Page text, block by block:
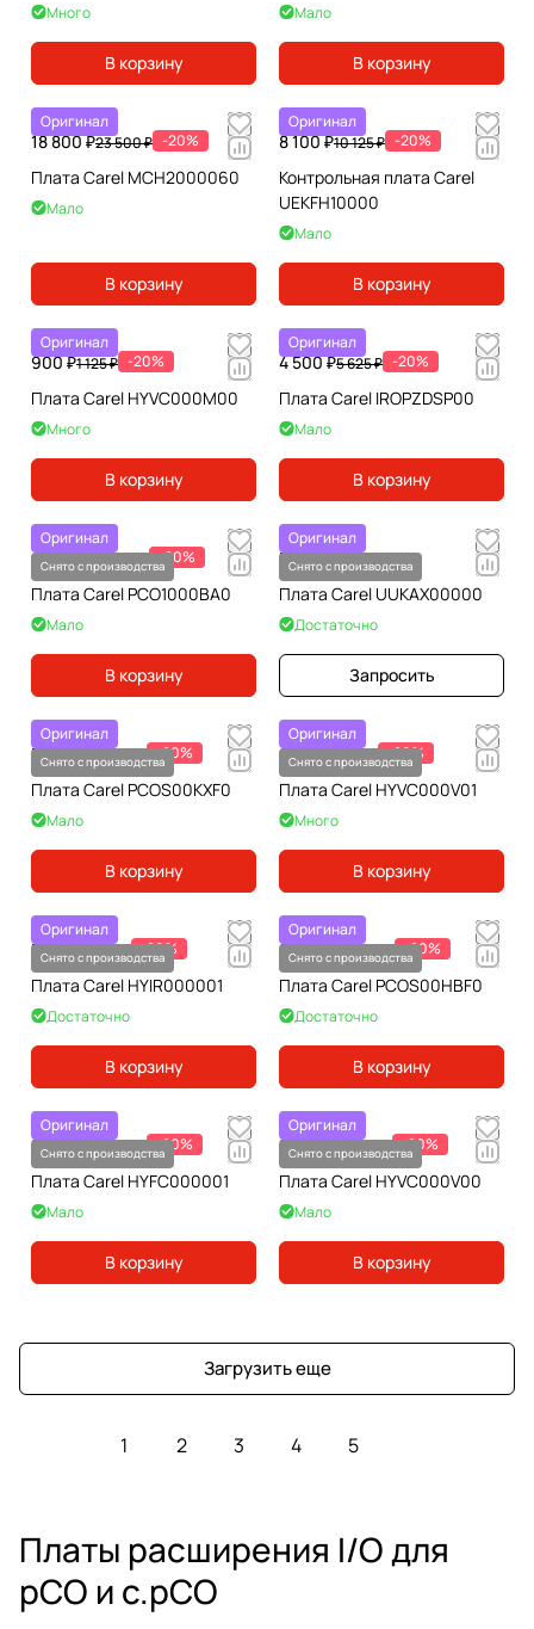
Много
В корзину
Мало
В корзину
Оригинал
18 800 ₽23 500 ₽ -20%
Плата Carel MCH2000060
Мало
В корзину
Оригинал
8 100 ₽10 125 ₽ -20%
Контрольная плата Carel
UEKFH10000
Мало
В корзину
Оригинал
900 ₽1 125 ₽ -20%
Плата Carel HYVC000M00
Много
В корзину
Оригинал
4 500 ₽5 625 ₽ -20%
Плата Carel IROPZDSP00
Мало
В корзину
Оригинал
Снято с производства
45 428 ₽56 784 ₽ -20%
Плата Carel PCO1000BA0
Мало
В корзину
Оригинал
Снято с производства
По запросу
Плата Carel UUKAX00000
Достаточно
Запросить
Оригинал
Снято с производства
38 516 ₽48 145 ₽ -20%
Плата Carel PCOS00KXF0
Мало
В корзину
Оригинал
Снято с производства
6 512 ₽8 140 ₽ -20%
Плата Carel HYVC000V01
Много
В корзину
Оригинал
Снято с производства
3 016 ₽3 769 ₽ -20%
Плата Carel HYIR000001
Достаточно
В корзину
Оригинал
Снято с производства
21 786 ₽27 232 ₽ -20%
Плата Carel PCOS00HBF0
Достаточно
В корзину
Оригинал
Снято с производства
15 700 ₽19 624 ₽ -20%
Плата Carel HYFC000001
Мало
В корзину
Оригинал
Снято с производства
11 098 ₽13 872 ₽ -20%
Плата Carel HYVC000V00
Мало
В корзину
Загрузить еще
1 2 3 4 5
Платы расширения I/O для
pCO и c.pCO